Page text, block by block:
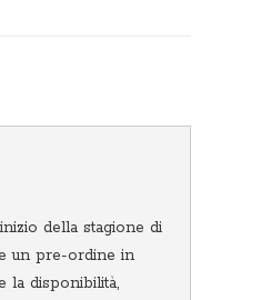
della stagione di
un pre-ordine in
la disponibilità,